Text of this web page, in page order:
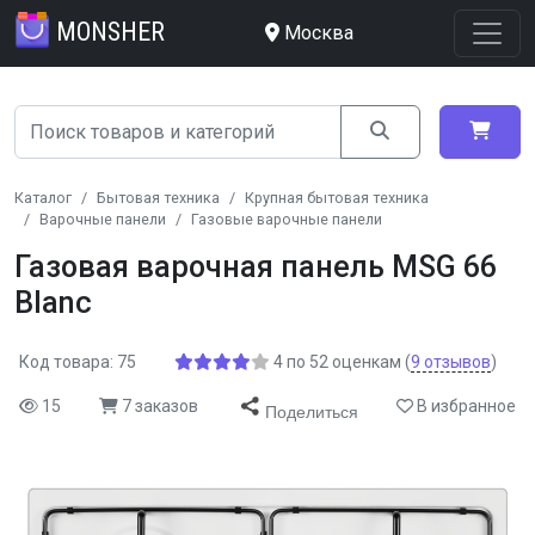
MONSHER Москва
Каталог Бытовая техника
Крупная бытовая техника
Варочные панели
Газовые варочные панели
Газовая варочная панель MSG 66
Blanc
Код товара: 75 4по 52 оценкам (9 отзывов)
15 7 заказов Поделиться В избранное